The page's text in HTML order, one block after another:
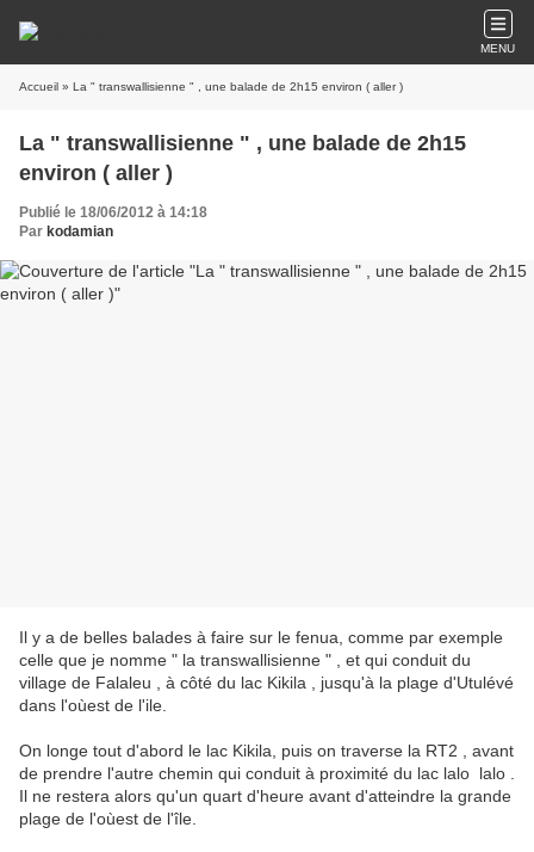
MENU
Accueil » La " transwallisienne " , une balade de 2h15 environ ( aller )
La " transwallisienne " , une balade de 2h15
environ ( aller )
Publié le 18/06/2012 à 14:18
Par kodamian
Il y a de belles balades à faire sur le fenua, comme par exemple
celle que je nomme " la transwallisienne " , et qui conduit du
village de Falaleu , à côté du lac Kikila , jusqu'à la plage d'Utulévé
dans l'oùest de l'ile.
On longe tout d'abord le lac Kikila, puis on traverse la RT2 , avant
de prendre l'autre chemin qui conduit à proximité du lac lalo lalo .
Il ne restera alors qu'un quart d'heure avant d'atteindre la grande
plage de l'oùest de l'île.